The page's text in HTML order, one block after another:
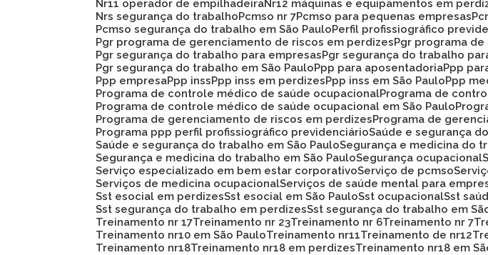
Nr11 operador de empilhadeira
Nr12 máquinas e equipamentos em
Nrs segurança do trabalho
Pcmso nr 7 Pcmso para pequenas empresas
Pcmso segurança do trabalho em São Paulo
Perfil profissiográfico
Pgr programa de gerenciamento de riscos em perdizes
Pgr programa
Pgr segurança do trabalho para empresas
Pgr segurança do trabalho
Pgr segurança do trabalho em São Paulo
Ppp para aposentadoria Ppp
Ppp empresa Ppp inss Ppp inss em perdizes Ppp inss em São Paulo Ppp
Programa de controle médico de saúde ocupacional Programa de
Programa de controle médico de saúde ocupacional em São Paulo
Programa de gerenciamento de riscos em perdizes
Programa de
Programa ppp perfil profissiográfico previdenciário Saúde e segurança
Saúde e segurança do trabalho em São Paulo Segurança e medicina do
Segurança e medicina do trabalho em São Paulo Segurança ocupacional
Serviço especializado em bem estar corporativo Serviço de pcmso
Serviços de medicina ocupacional Serviços de saúde mental para
Sst esocial em perdizes Sst esocial em São Paulo Sst ocupacional Sst
Sst segurança do trabalho em perdizes Sst segurança do trabalho em
Treinamento nr 17
Treinamento nr 23 Treinamento nr 6 Treinamento nr 7
Treinamento nr10 em São Paulo
Treinamento nr11 Treinamento de nr12
Treinamento nr18
Treinamento nr18 em perdizes Treinamento nr18 em